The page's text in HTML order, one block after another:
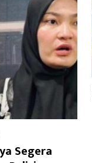
Segera